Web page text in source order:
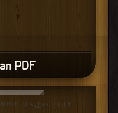
PDF
قراءة و تحميل كتاب DEUTSCHE GRAMMATIK VON PDF مجانا